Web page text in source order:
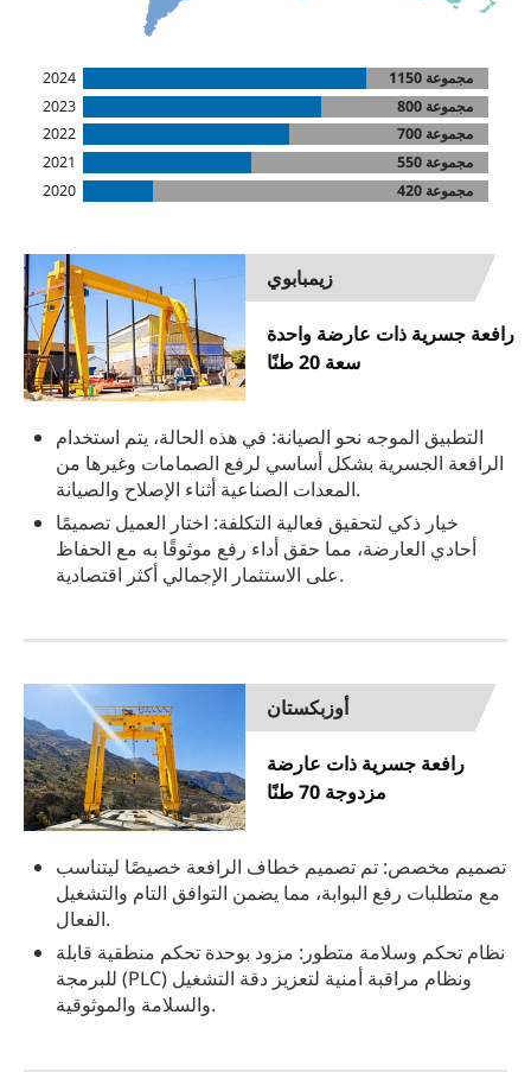
2024
مجموعة 1150
2023
800 مجموعة
2022
700 مجموعة
2021
مجموعة 550
2020
مجموعة 420
زيمبابوي
رافعة جسرية ذات عارضة واحدة
سعة 20 طنًا
التطبيق الموجه نحو الصيانة: في هذه الحالة، يتم استخدام
الرافعة الجسرية بشكل أساسي لرفع الصمامات وغيرها من
المعدات الصناعية أثناء الإصلاح والصيانة.
خيار ذكي لتحقيق فعالية التكلفة: اختار العميل تصميمًا
أحادي العارضة، مما حقق أداء رفع موثوقًا به مع الحفاظ
على الاستثمار الإجمالي أكثر اقتصادية.
أوزبكستان
رافعة جسرية ذات عارضة
مزدوجة 70 طنًا
تصميم مخصص: تم تصميم خطاف الرافعة خصيصًا ليتناسب
مع متطلبات رفع البوابة، مما يضمن التوافق التام والتشغيل
الفعال.
نظام تحكم وسلامة متطور: مزود بوحدة تحكم منطقية قابلة
للبرمجة (PLC) ونظام مراقبة أمنية لتعزيز دقة التشغيل
والسلامة والموثوقية.